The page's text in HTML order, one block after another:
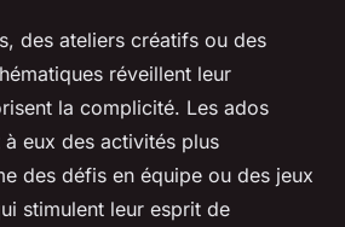
des ateliers créatifs ou des
réveillent leur
la complicité. Les ados
eux des activités plus
des défis en équipe ou des jeux
stimulent leur esprit de